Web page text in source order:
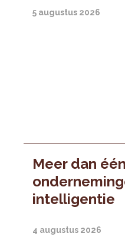
5 augustus 2026
Meer dan
intelligentie
4 augustus 2026